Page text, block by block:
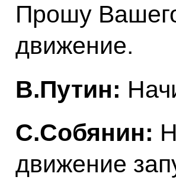
Прошу
движение.
В.Путин:
С.Собянин:
движение